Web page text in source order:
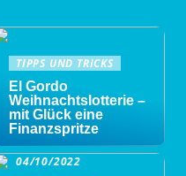
TIPPS UND TRICKS
El Gordo
Weihnachtslotterie –
mit Glück eine
Finanzspritze
04/10/2022